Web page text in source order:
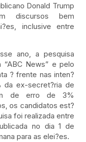
Donald Trump
discursos bem
inclusive entre
ano, a pesquisa
“ABC News” e pelo
? frente nas inten?
ex-secret?ria de
de erro de 3%
os candidatos est?
foi realizada entre
no dia 1 de
para as elei?es.